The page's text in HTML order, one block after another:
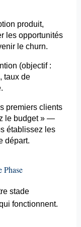
produit,
les opportunités
le churn.
(objectif :
taux de
premiers clients
le budget » —
établissez les
départ.
Phase
stade
fonctionnent.